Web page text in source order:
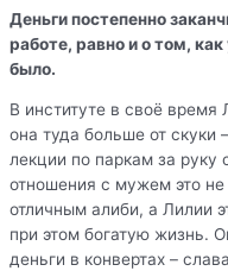
Деньги постепенно
работе, равно и о том,
было.
В институте в своё
она туда больше от скуки
лекции по паркам за
отношения с мужем это не
отличным алиби, а Лилии
при этом богатую жизнь.
деньги в конвертах –